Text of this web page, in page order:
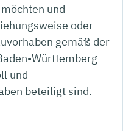
und
oder
gemäß der
Württemberg
und
beteiligt sind.